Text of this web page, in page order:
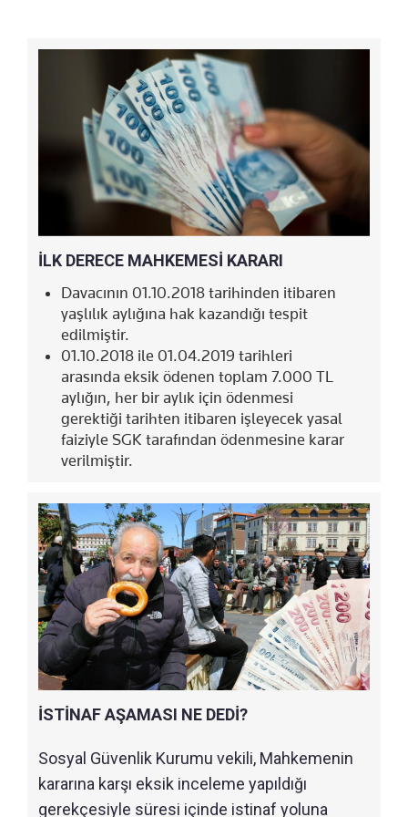
İLK DERECE MAHKEMESİ KARARI
Davacının 01.10.2018 tarihinden itibaren
yaşlılık aylığına hak kazandığı tespit
edilmiştir.
01.10.2018 ile 01.04.2019 tarihleri
arasında eksik ödenen toplam 7.000 TL
aylığın, her bir aylık için ödenmesi
gerektiği tarihten itibaren işleyecek yasal
faiziyle SGK tarafından ödenmesine karar
verilmiştir.
İSTİNAF AŞAMASI NE DEDİ?
Sosyal Güvenlik Kurumu vekili, Mahkemenin
kararına karşı eksik inceleme yapıldığı
gerekçesiyle süresi içinde istinaf yoluna